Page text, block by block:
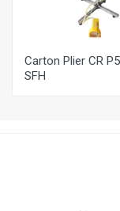
Carton Plier CR
SFH